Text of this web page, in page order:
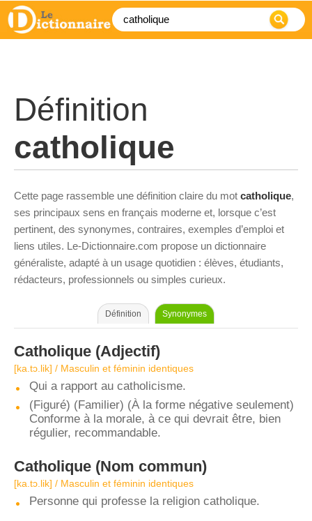
Définition
catholique
Cette page rassemble une définition claire du mot catholique,
ses principaux sens en français moderne et, lorsque c’est
pertinent, des synonymes, contraires, exemples d’emploi et
liens utiles. Le-Dictionnaire.com propose un dictionnaire
généraliste, adapté à un usage quotidien : élèves, étudiants,
rédacteurs, professionnels ou simples curieux.
Définition Synonymes
Catholique (Adjectif)
[ka.tɔ.lik] / Masculin et féminin identiques
Qui a rapport au catholicisme.
(Figuré) (Familier) (À la forme négative seulement)
Conforme à la morale, à ce qui devrait être, bien
régulier, recommandable.
Catholique (Nom commun)
[ka.tɔ.lik] / Masculin et féminin identiques
Personne qui professe la religion catholique.